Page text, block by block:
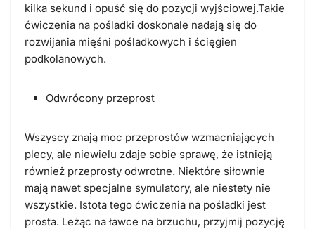
kilka sekund i opuść się do pozycji wyjściowej.Takie
ćwiczenia na pośladki doskonale nadają się do
rozwijania mięśni pośladkowych i ścięgien
podkolanowych.
Odwrócony przeprost
Wszyscy znają moc przeprostów wzmacniających
plecy, ale niewielu zdaje sobie sprawę, że istnieją
również przeprosty odwrotne. Niektóre siłownie
mają nawet specjalne symulatory, ale niestety nie
wszystkie. Istota tego ćwiczenia na pośladki jest
prosta. Leżąc na ławce na brzuchu, przyjmij pozycję